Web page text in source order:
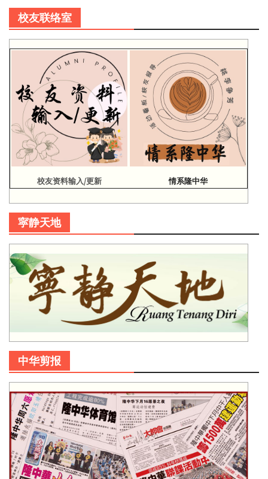
校友联络室
校友资料输入/更新 情系隆中华
寜静天地
中华剪报